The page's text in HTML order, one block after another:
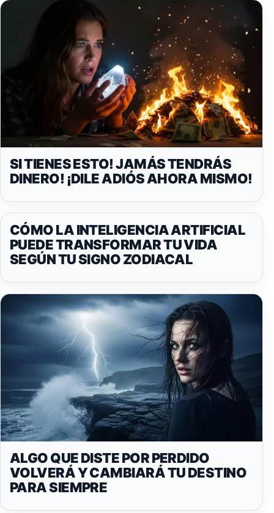
SI TIENES ESTO! JAMÁS TENDRÁS
DINERO! ¡DILE ADIÓS AHORA MISMO!
CÓMO LA INTELIGENCIA ARTIFICIAL
PUEDE TRANSFORMAR TU VIDA
SEGÚN TU SIGNO ZODIACAL
ALGO QUE DISTE POR PERDIDO
VOLVERÁ Y CAMBIARÁ TU DESTINO
PARA SIEMPRE